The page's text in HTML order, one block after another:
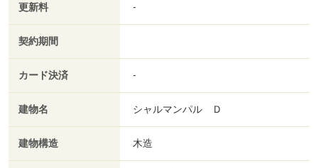
更新料 -
契約期間
カード決済 -
建物名 シャルマンパル Ｄ
建物構造 木造